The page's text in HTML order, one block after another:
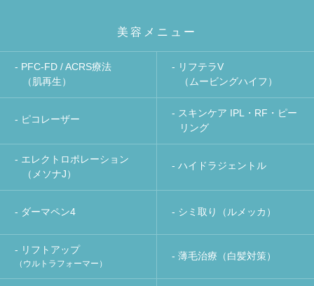
美容メニュー
- PFC-FD / ACRS療法
（肌再生）
- リフテラV
（ムービングハイフ）
- ピコレーザー
- スキンケア IPL・RF・ピー
リング
- エレクトロポレーション
（メソナJ）
- ハイドラジェントル
- ダーマペン4 - シミ取り（ルメッカ）
- リフトアップ
（ウルトラフォーマー）
- 薄毛治療（白髪対策）